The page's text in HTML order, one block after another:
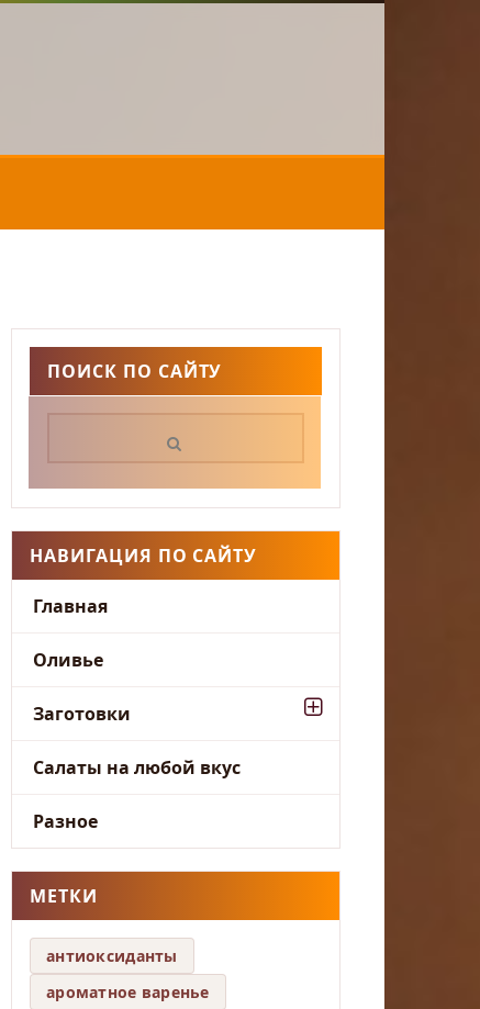
ПОИСК ПО САЙТУ
НАВИГАЦИЯ ПО САЙТУ
Главная
Оливье
Заготовки
Салаты на любой вкус
Разное
МЕТКИ
антиоксиданты
ароматное варенье